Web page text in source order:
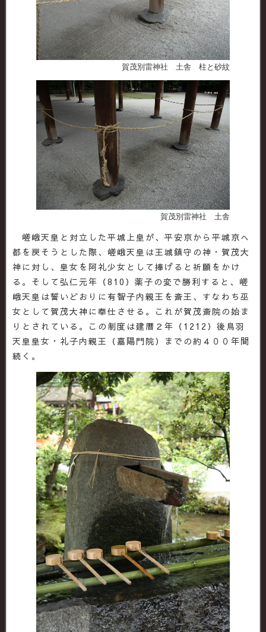
賀茂別雷神社 土舎 柱と砂紋
賀茂別雷神社 土舎
嵯峨天皇と対立した平城上皇が、平安京から平城京へ
都を戻そうとした際、嵯峨天皇は王城鎮守の神・賀茂大
神に対し、皇女を阿礼少女として捧げると祈願をかけ
る。そして弘仁元年（810）薬子の変で勝利すると、嵯
峨天皇は誓いどおりに有智子内親王を斎王、すなわち巫
女として賀茂大神に奉仕させる。これが賀茂斎院の始ま
りとされている。この制度は建暦２年（1212）後鳥羽
天皇皇女・礼子内親王（嘉陽門院）までの約４００年間
続く。